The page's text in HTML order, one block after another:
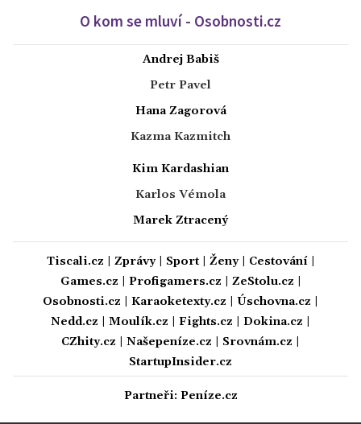
O kom se mluví - Osobnosti.cz
Andrej Babiš
Petr Pavel
Hana Zagorová
Kazma Kazmitch
Kim Kardashian
Karlos Vémola
Marek Ztracený
Tiscali.cz Zprávy| Sport| Ženy| Cestování|
Games.cz
Profigamers.cz ZeStolu.cz
Osobnosti.cz
Karaoketexty.cz Úschovna.cz
Nedd.cz
Moulík.cz Fights.cz Dokina.cz
CZhity.cz
Našepeníze.cz Srovnám.cz
StartupInsider.cz
Partneři: Peníze.cz